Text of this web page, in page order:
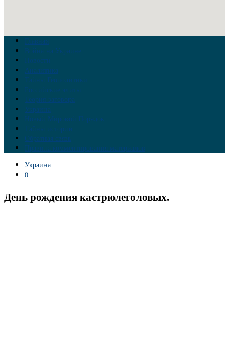
Главная
Война на Украине
Новости
Аналитика
Тайны Геополитики
Российские элиты
Теория заговора
Украина
Новый Мировой Порядок
Тайны истории
Обратная связь
Правила комментирования материалов
Украина
0
День рождения кастрюлеголовых.